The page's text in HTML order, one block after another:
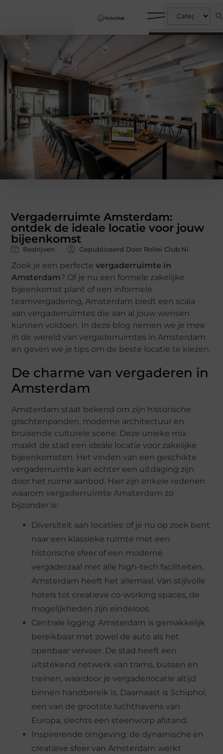
Vergaderruimte Amsterdam:
ontdek de ideale locatie voor jouw
bijeenkomst
Bedrijven Gepubliceerd Door Rollei Club.nl
Zoek je een perfectevergaderruimte in
Amsterdam? Of je nu een formele zakelijke
bijeenkomst plant of een informele
teamvergadering, Amsterdam biedt een scala
aan vergaderruimtes die aan al jouw wensen
kunnen voldoen. In deze blog nemen we je mee
in de wereld van vergaderruimtes in Amsterdam
en geven we je tips om de beste locatie te kiezen.
De charme van vergaderen in
Amsterdam
Amsterdam staat bekend om zijn historische
grachtenpanden, moderne architectuur en
bruisende culturele scene. Deze unieke mix
maakt de stad een ideale locatie voor zakelijke
bijeenkomsten. Het vinden van een geschikte
vergaderruimte kan echter een uitdaging zijn
door het ruime aanbod. Hier zijn enkele redenen
waaromvergaderruimte Amsterdam zo
bijzonder is:
Diversiteit aan locaties: of je nu op zoek bent
naar een klassieke ruimte met een
historische sfeer of een moderne
vergaderzaal met alle high-tech faciliteiten,
Amsterdam heeft het allemaal. Van stijlvolle
hotels tot creatieve co-working spaces, de
mogelijkheden zijn eindeloos.
Centrale ligging: Amsterdam is gemakkelijk
bereikbaar met zowel de auto als het
openbaar vervoer. De stad heeft een
uitstekend netwerk van trams, bussen en
treinen, waardoor je vergaderlocatie altijd
binnen handbereik is. Daarnaast is Schiphol,
een van de grootste luchthavens van
Europa, slechts een steenworp afstand.
Inspirerende omgeving: de dynamische en
creatieve sfeer van Amsterdam werkt